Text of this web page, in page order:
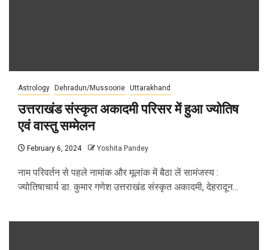
Astrology Dehradun/Mussoorie Uttarakhand
उत्तराखंड संस्कृत अकादमी परिसर में हुआ ज्योतिष
एवं वास्तु सम्मेलन
February 6, 2024 Yoshita Pandey
नाम परिवर्तन से पहले नामांक और मूलांक में बैठा लें सामंजस्य :
ज्योतिषाचार्य डा. कुमार गणेश उत्तराखंड संस्कृत अकादमी, देहरादून...